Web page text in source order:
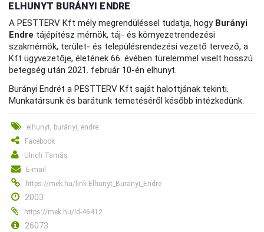
ELHUNYT BURÁNYI ENDRE
A PESTTERV Kft mély megrendüléssel tudatja, hogy Burányi
Endre tájépítész mérnök, táj- és környezetrendezési
szakmérnök, terület- és településrendezési vezető tervező, a
Kft ügyvezetője, életének 66. évében türelemmel viselt hosszú
betegség után 2021. február 10-én elhunyt.
Burányi Endrét a PESTTERV Kft saját halottjának tekinti.
Munkatársunk és barátunk temetéséről később intézkedünk.
elhunyt, burányi, endre
Facebook
Ulrich Tamás
E-mail
https://mek.hu/link-Elhunyt_Buranyi_Endre
2003
https://mek.hu/id-46412
26073